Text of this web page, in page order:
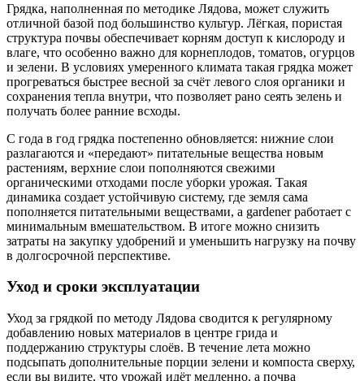
Грядка, наполненная по методике Лядова, может служить
отличной базой под большинство культур. Лёгкая, пористая
структура почвы обеспечивает корням доступ к кислороду и
влаге, что особенно важно для корнеплодов, томатов, огурцов
и зелени. В условиях умеренного климата такая грядка может
прогреваться быстрее весной за счёт левого слоя органики и
сохранения тепла внутри, что позволяет рано сеять зелень и
получать более ранние всходы.
С года в год грядка постепенно обновляется: нижние слои
разлагаются и «передают» питательные вещества новым
растениям, верхние слои пополняются свежими
органическими отходами после уборки урожая. Такая
динамика создает устойчивую систему, где земля сама
пополняется питательными веществами, а gardener работает с
минимальным вмешательством. В итоге можно снизить
затраты на закупку удобрений и уменьшить нагрузку на почву
в долгосрочной перспективе.
Уход и сроки эксплуатации
Уход за грядкой по методу Лядова сводится к регулярному
добавлению новых материалов в центре грида и
поддержанию структуры слоёв. В течение лета можно
подсыпать дополнительные порции зелени и компоста сверху,
если вы видите, что урожай идёт медленно, а почва